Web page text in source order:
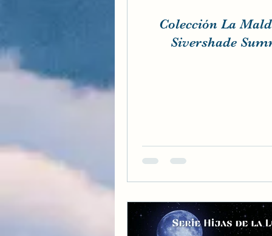
Colección La Maldición
Sivershade